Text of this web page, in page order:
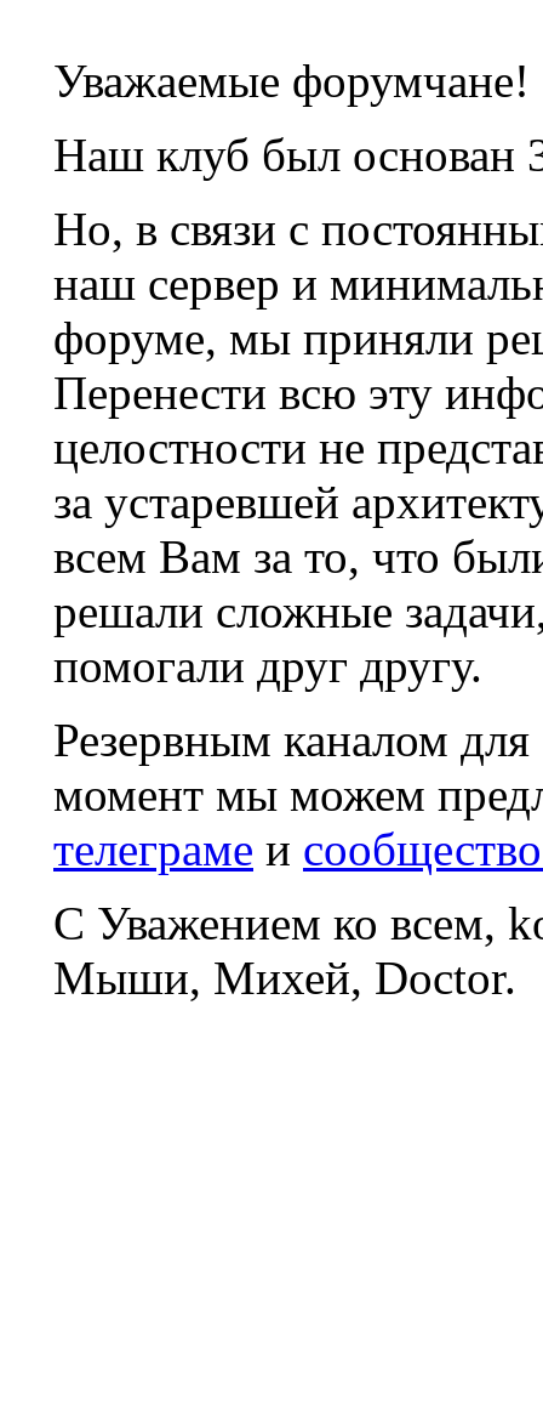
Уважаемые форумчане!
Наш клуб был основан
Но, в связи с
наш сервер и
форуме, мы приняли
Перенести всю эту
целостности не
за устаревшей
всем Вам за то, что
решали сложные
помогали друг другу.
Резервным каналом
момент мы можем
телеграме и
С Уважением ко всем,
Мыши, Михей, Doctor.